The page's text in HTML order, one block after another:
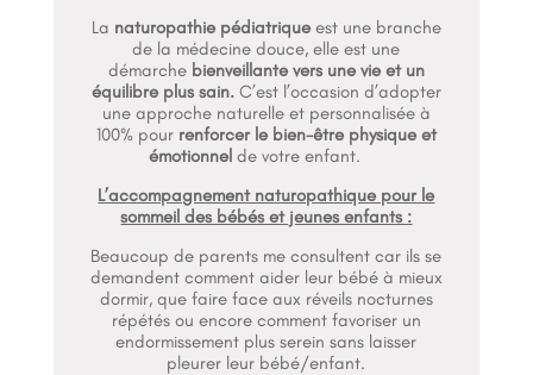
La naturopathie pédiatrique est une branche
de la médecine douce, elle est une
démarche bienveillante vers une vie et un
équilibre plus sain. C’est l’occasion d’adopter
une approche naturelle et personnalisée à
100% pour renforcer le bien-être physique et
émotionnel de votre enfant.
L’accompagnement naturopathique pour le
sommeil des bébés et jeunes enfants :
Beaucoup de parents me consultent car ils se
demandent comment aider leur bébé à mieux
dormir, que faire face aux réveils nocturnes
répétés ou encore comment favoriser un
endormissement plus serein sans laisser
pleurer leur bébé/enfant.